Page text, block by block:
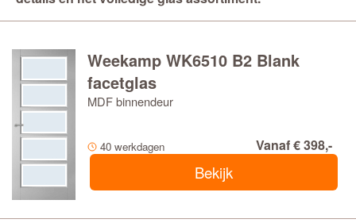
Weekamp WK6510 B2 Blank
facetglas
MDF binnendeur
40 werkdagen Vanaf € 398,-
Bekijk